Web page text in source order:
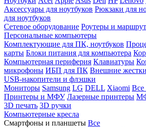
Аксессуары для ноутбуков Рюкзаки для
для ноутбуков
Сетевое оборудование Роутеры и
Персональные компьютеры
Комплектующие для ПК, ноутбуков
карты Блоки питания для компьютера
Компьютерная периферия Клавиатуры
микрофоны ИБП для ПК Внешние
USB-накопители и флэшки
Мониторы Samsung LG DELL Xiaomi Все
Принтеры и МФУ Лазерные принтеры
3D печать 3D ручки
Компьютерные кресла
Смартфоны и планшеты Все